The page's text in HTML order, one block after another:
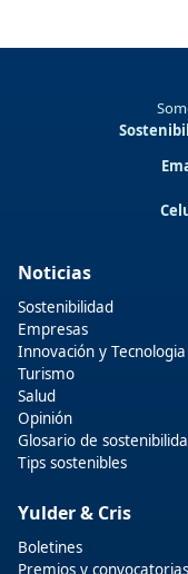
Noticias
Sostenibilidad
Empresas
Innovación y Tecnologia
Turismo
Salud
Opinión
Glosario de
Tips sostenibles
Yulder & Cris
Boletines